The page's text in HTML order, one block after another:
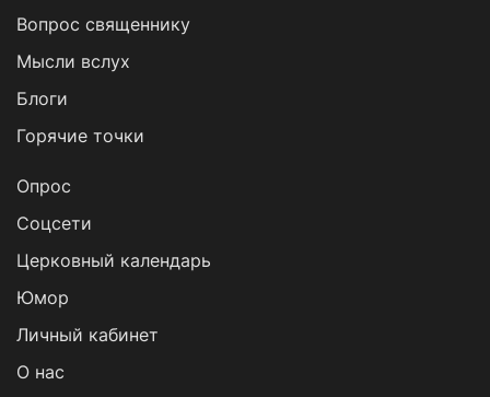
Вопрос священнику
Мысли вслух
Блоги
Горячие точки
Опрос
Cоцсети
Церковный календарь
Юмор
Личный кабинет
О нас